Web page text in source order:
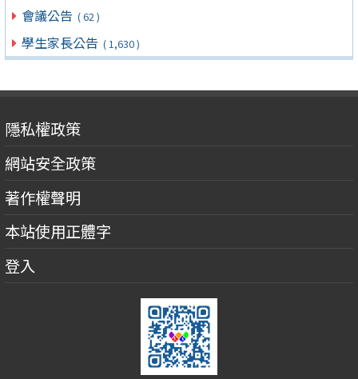
會議公告 ( 62 )
學生家長公告 ( 1,630 )
隱私權政策
網站安全政策
著作權聲明
本站使用正體字
登入